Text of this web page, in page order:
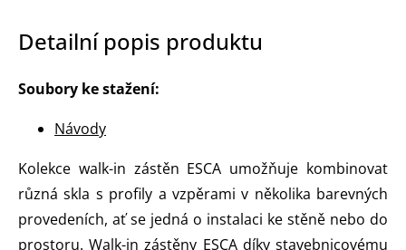
Detailní popis produktu
Soubory ke stažení:
Návody
Kolekce walk-in zástěn ESCA umožňuje kombinovat
různá skla s profily a vzpěrami v několika barevných
provedeních, ať se jedná o instalaci ke stěně nebo do
prostoru. Walk-in zástěny ESCA díky stavebnicovému